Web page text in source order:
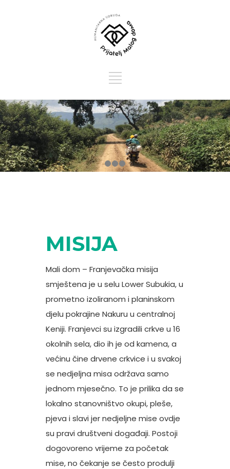
MISIJA
Mali dom – Franjevačka misija
smještena je u selu Lower Subukia, u
prometno izoliranom i planinskom
djelu pokrajine Nakuru u centralnoj
Keniji. Franjevci su izgradili crkve u 16
okolnih sela, dio ih je od kamena, a
većinu čine drvene crkvice i u svakoj
se nedjeljna misa održava samo
jednom mjesečno. To je prilika da se
lokalno stanovništvo okupi, pleše,
pjeva i slavi jer nedjeljne mise ovdje
su pravi društveni događaji. Postoji
dogovoreno vrijeme za početak
mise, no čekanje se često produlji